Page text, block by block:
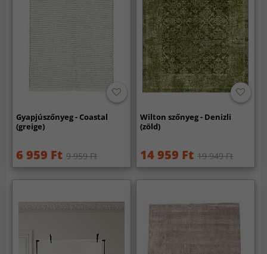
Gyapjúszőnyeg - Coastal
(greige)
6 959 Ft 9 959 Ft
Wilton szőnyeg - Denizli
(zöld)
14 959 Ft 19 949 Ft